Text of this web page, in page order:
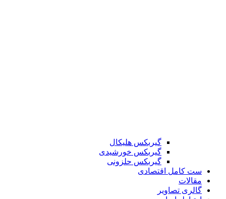
گیربکس هلیکال
گیربکس خورشیدی
گیربکس حلزونی
ست کامل اقتصادی
مقالات
گالری تصاویر